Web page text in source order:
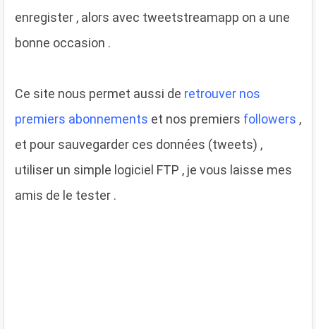
enregister , alors avec tweetstreamapp on a une
bonne occasion .
Ce site nous permet aussi de retrouver nos
premiers abonnements et nos premiers followers ,
et pour sauvegarder ces données (tweets) ,
utiliser un simple logiciel FTP , je vous laisse mes
amis de le tester .